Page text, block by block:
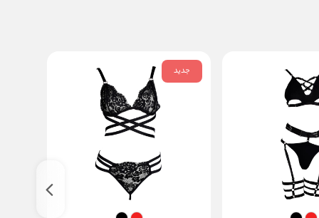
جدید